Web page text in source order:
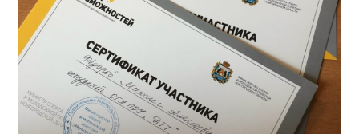
СВЕДЕНИЯ ОБ ОБРАЗОВАТЕЛЬНОЙ ОРГАНИЗАЦИИ
Основные сведения
Структура и органы управления образовательной
организацией
Документы
Образование